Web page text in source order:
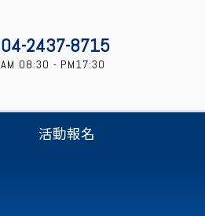
04-2437-8715
AM 08:30 - PM17:30
活動報名